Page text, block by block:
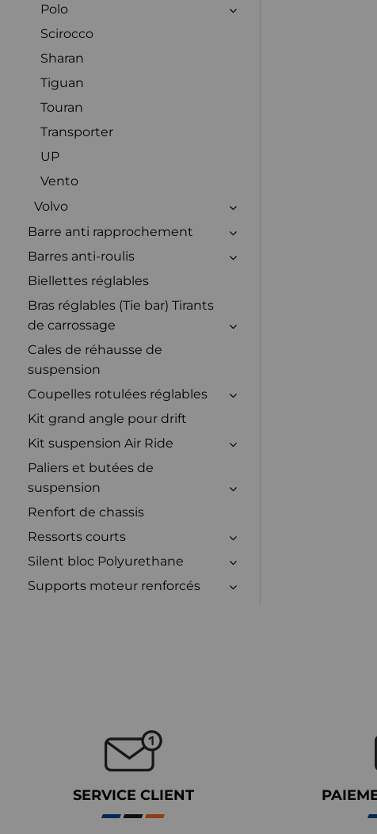
Polo
Scirocco
Sharan
Tiguan
Touran
Transporter
UP
Vento
Volvo
Barre anti rapprochement
Barres anti-roulis
Biellettes réglables
Bras réglables (Tie bar) Tirants
de carrossage
Cales de réhausse de
suspension
Coupelles rotulées réglables
Kit grand angle pour drift
Kit suspension Air Ride
Paliers et butées de
suspension
Renfort de chassis
Ressorts courts
Silent bloc Polyurethane
Supports moteur renforcés
SERVICE CLIENT